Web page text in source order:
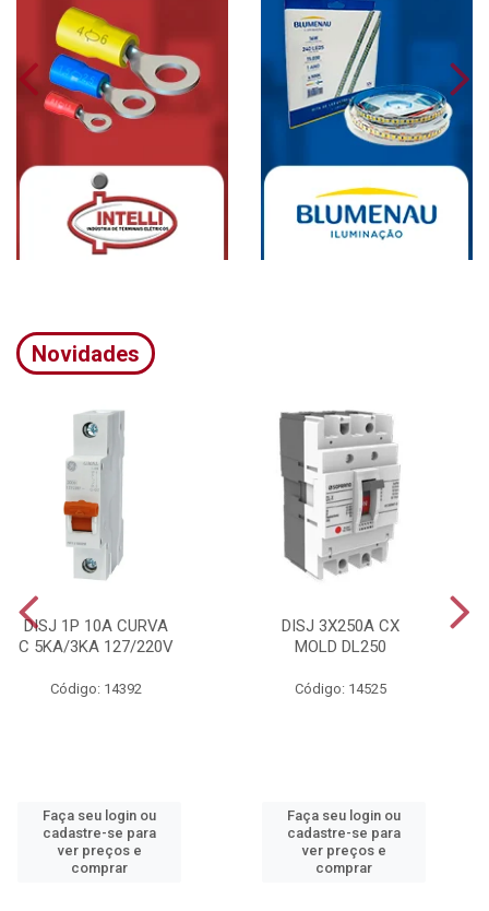
Novidades
DISJ 1P 10A CURVA
C 5KA/3KA 127/220V
Código: 14392
Faça seu login ou
cadastre-se para
ver preços e
comprar
DISJ 3X250A CX
MOLD DL250
Código: 14525
Faça seu login ou
cadastre-se para
ver preços e
comprar